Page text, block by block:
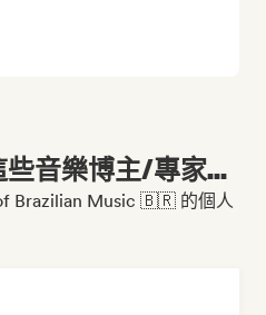
音樂博主/專家...
Brazilian Music 🇧🇷 的個人